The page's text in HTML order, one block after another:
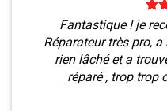
Fantastique ! je
Réparateur très pro,
rien lâché et a
réparé , trop trop